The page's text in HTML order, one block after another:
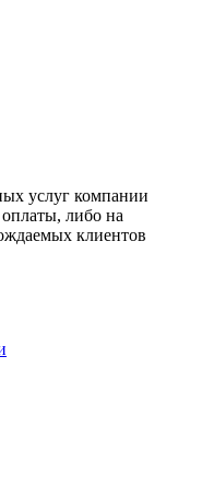
услуг компании
либо на
клиентов